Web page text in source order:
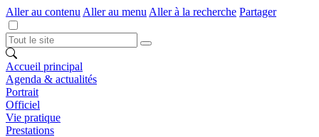
Aller au contenu Aller au menu Aller à la recherche Partager
Accueil principal
Agenda & actualités
Portrait
Officiel
Vie pratique
Prestations